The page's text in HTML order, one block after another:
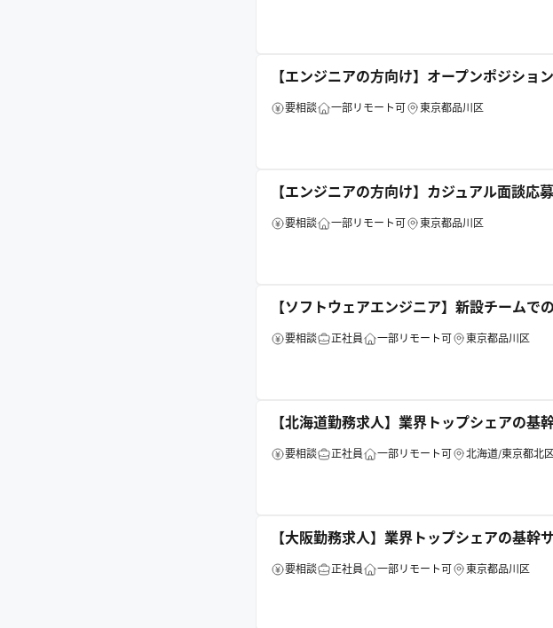
【エンジニアの方向け】オープンポジション
要相談 一部リモート可 東京都品川区
【エンジニアの方向け】カジュアル面談応
要相談 一部リモート可 東京都品川区
【ソフトウェアエンジニア】新設チームで
要相談 正社員 一部リモート可 東京都品川区
【北海道勤務求人】業界トップシェアの基
要相談 正社員 一部リモート可 北海道/東京都北
【大阪勤務求人】業界トップシェアの基幹
要相談 正社員 一部リモート可 東京都品川区